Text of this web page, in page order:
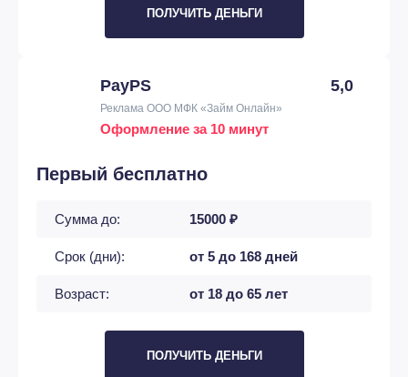
ПОЛУЧИТЬ ДЕНЬГИ
PayPS 5,0
Реклама ООО МФК «Займ Онлайн»
Оформление за 10 минут
Первый бесплатно
Сумма до: 15000 ₽
Срок (дни): от 5 до 168 дней
Возраст: от 18 до 65 лет
ПОЛУЧИТЬ ДЕНЬГИ